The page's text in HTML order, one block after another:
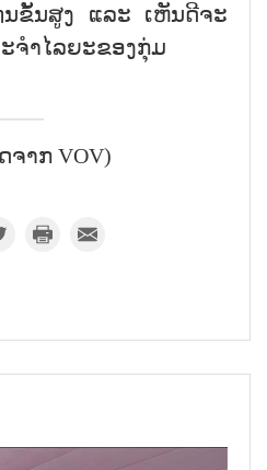
ຂັ້ນສູງ ແລະ ເຫັນດີຈະ
ຈຳໄລຍະຂອງກຸ່ມ
ຈາກ VOV)